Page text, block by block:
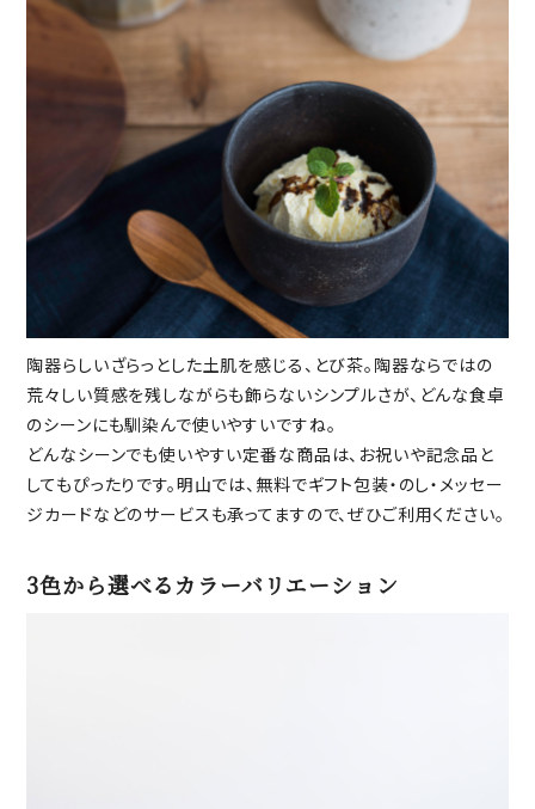
陶器らしいざらっとした土肌を感じる、とび茶。陶器ならではの
荒々しい質感を残しながらも飾らないシンプルさが、どんな食卓
のシーンにも馴染んで使いやすいですね。
どんなシーンでも使いやすい定番な商品は、お祝いや記念品と
してもぴったりです。明山では、無料でギフト包装・のし・メッセー
ジカードなどのサービスも承ってますので、ぜひご利用ください。
3色から選べるカラーバリエーション